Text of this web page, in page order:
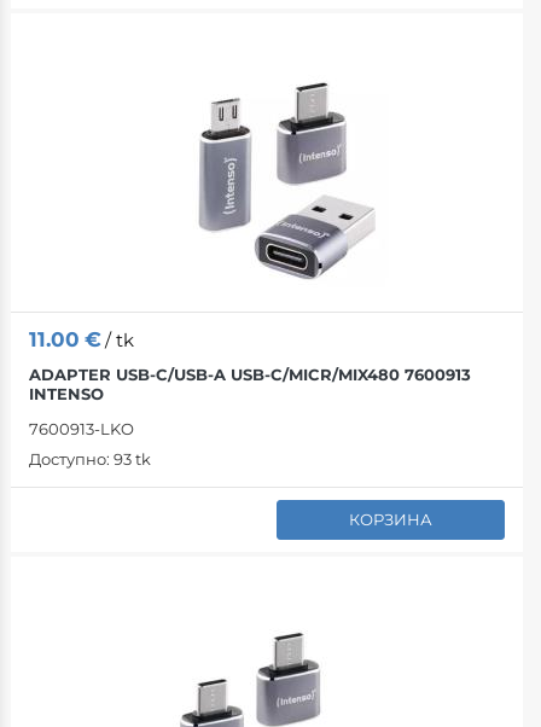
11.00 €/ tk
ADAPTER USB-C/USB-A USB-C/MICR/MIX480 7600913
INTENSO
7600913-LKO
Доступно: 93 tk
КОРЗИНА